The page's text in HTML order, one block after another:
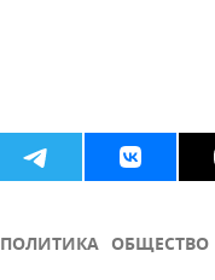
ПОЛИТИКА ОБЩЕСТВО